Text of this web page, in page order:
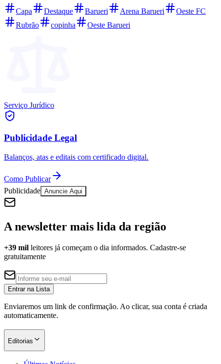
Capa Destaque Barueri Arena Barueri
Oeste FC
Rubrão
copinha Oeste Barueri
Serviço Jurídico
Publicidade Legal
Balanços, atas e editais com certificado digital.
Como Publicar
Publicidade Anuncie Aqui
A newsletter mais lida da região
+39 mil leitores já começam o dia informados. Cadastre-se
gratuitamente
Entrar na Lista
Enviaremos um link de confirmação. Ao clicar, sua conta é criada
automaticamente.
Editorias